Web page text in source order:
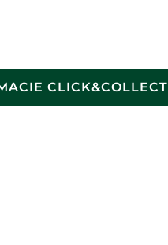
CLICK&COLLECT